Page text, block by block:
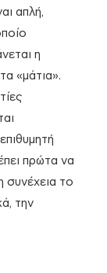
απλή,
η
«μάτια».
πρώτα να
συνέχεια το
την